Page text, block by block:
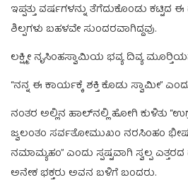
ಇಪ್ಪತ್ತು ವರ್ಷಗಳನ್ನು ತೆಗೆದುಕೊಂಡು
ಶಿಲ್ಪಗಳು ಬಹಳವೇ ಸುಂದರವಾಗಿದ್ದವು.
ಲಕ್ಷ್ಮೀ ನೃಸಿಂಹಸ್ವಾಮಿಯ ಭವ್ಯ ದಿವ್ಯ
“ನನ್ನ ಈ ಕಾರ್ಯಕ್ಕೆ ಶಕ್ತಿ ಕೊಡು ಸ್ವಾಮೀ”
ನಂತರ ಅಲ್ಲಿನ ಹಾಲ್‌ನಲ್ಲಿ ಹೋಗಿ ಕುಳಿತು
ಜ್ವಲಂತಂ ಸರ್ವತೋಮುಖಂ ನರಸಿಂಹಂ
ನಮಾಮ್ಯಹಂ” ಎಂದು ಸ್ಪಷ್ಟವಾಗಿ ಸ್ವಲ್ಪ
ಅನೇಕ ಭಕ್ತರು ಅವನ ಬಳಿಗೆ ಬಂದರು.